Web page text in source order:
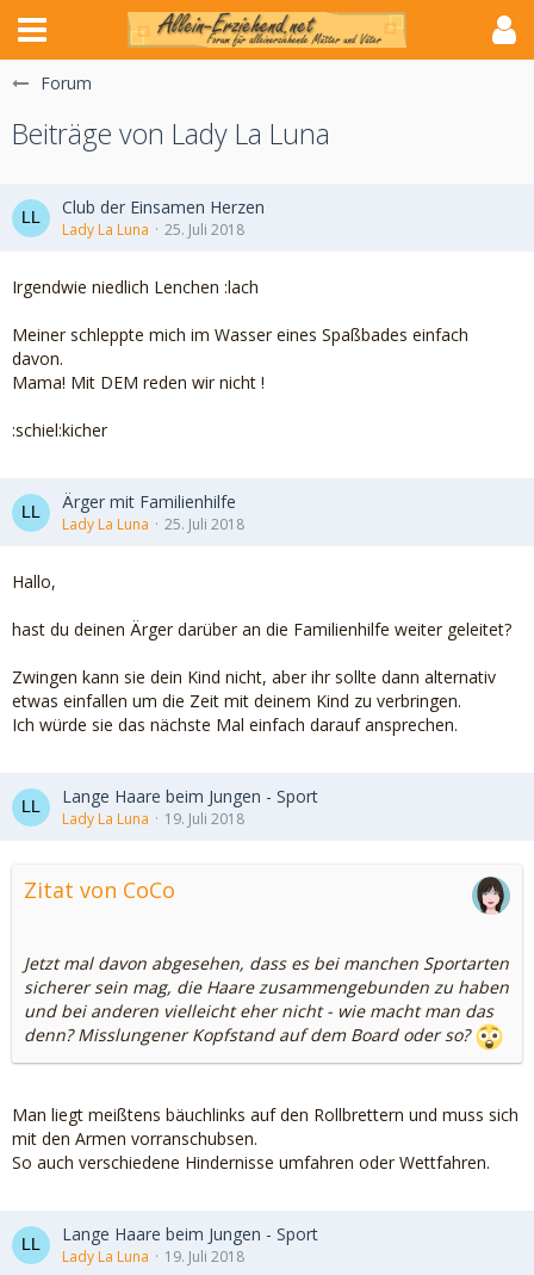
Forum
Beiträge von Lady La Luna
Club der Einsamen Herzen
Lady La Luna 25. Juli 2018
Irgendwie niedlich Lenchen :lach
Meiner schleppte mich im Wasser eines Spaßbades einfach
davon.
Mama! Mit DEM reden wir nicht !
:schiel:kicher
Ärger mit Familienhilfe
Lady La Luna 25. Juli 2018
Hallo,
hast du deinen Ärger darüber an die Familienhilfe weiter geleitet?
Zwingen kann sie dein Kind nicht, aber ihr sollte dann alternativ
etwas einfallen um die Zeit mit deinem Kind zu verbringen.
Ich würde sie das nächste Mal einfach darauf ansprechen.
Lange Haare beim Jungen - Sport
Lady La Luna 19. Juli 2018
Zitat von CoCo
Jetzt mal davon abgesehen, dass es bei manchen Sportarten
sicherer sein mag, die Haare zusammengebunden zu haben
und bei anderen vielleicht eher nicht - wie macht man das
denn? Misslungener Kopfstand auf dem Board oder so?
Man liegt meißtens bäuchlinks auf den Rollbrettern und muss sich
mit den Armen vorranschubsen.
So auch verschiedene Hindernisse umfahren oder Wettfahren.
Lange Haare beim Jungen - Sport
Lady La Luna 19. Juli 2018